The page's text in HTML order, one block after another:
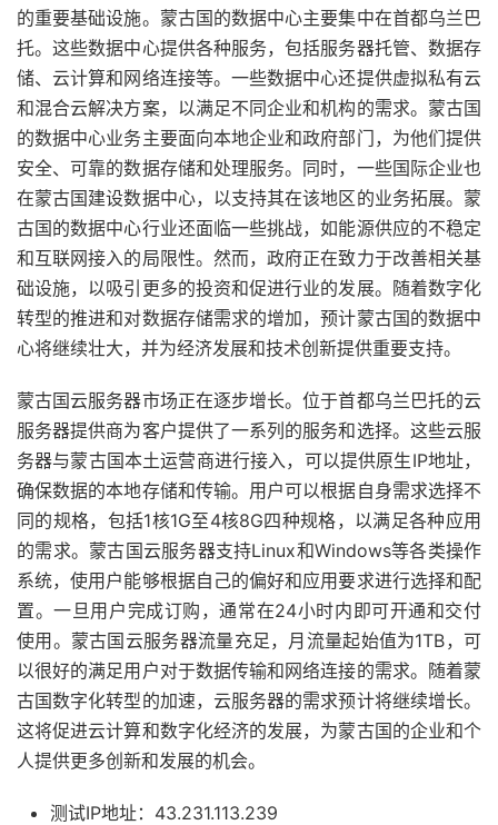
的重要基础设施。蒙古国的数据中心主要集中在首都乌兰巴
托。这些数据中心提供各种服务，包括服务器托管、数据存
储、云计算和网络连接等。一些数据中心还提供虚拟私有云
和混合云解决方案，以满足不同企业和机构的需求。蒙古国
的数据中心业务主要面向本地企业和政府部门，为他们提供
安全、可靠的数据存储和处理服务。同时，一些国际企业也
在蒙古国建设数据中心，以支持其在该地区的业务拓展。蒙
古国的数据中心行业还面临一些挑战，如能源供应的不稳定
和互联网接入的局限性。然而，政府正在致力于改善相关基
础设施，以吸引更多的投资和促进行业的发展。随着数字化
转型的推进和对数据存储需求的增加，预计蒙古国的数据中
心将继续壮大，并为经济发展和技术创新提供重要支持。
蒙古国云服务器市场正在逐步增长。位于首都乌兰巴托的云
服务器提供商为客户提供了一系列的服务和选择。这些云服
务器与蒙古国本土运营商进行接入，可以提供原生IP地址，
确保数据的本地存储和传输。用户可以根据自身需求选择不
同的规格，包括1核1G至4核8G四种规格，以满足各种应用
的需求。蒙古国云服务器支持Linux和Windows等各类操作
系统，使用户能够根据自己的偏好和应用要求进行选择和配
置。一旦用户完成订购，通常在24小时内即可开通和交付
使用。蒙古国云服务器流量充足，月流量起始值为1TB，可
以很好的满足用户对于数据传输和网络连接的需求。随着蒙
古国数字化转型的加速，云服务器的需求预计将继续增长。
这将促进云计算和数字化经济的发展，为蒙古国的企业和个
人提供更多创新和发展的机会。
测试IP地址：43.231.113.239